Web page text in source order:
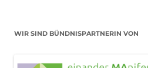
WIR SIND BÜNDNISPARTNERIN VON